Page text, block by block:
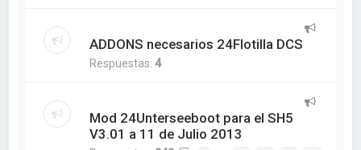
ADDONS necesarios 24Flotilla DCS
Respuestas:4
Mod 24Unterseeboot para el SH5
V3.01 a 11 de Julio 2013